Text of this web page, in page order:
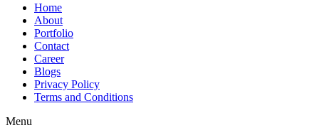
Home
About
Portfolio
Contact
Career
Blogs
Privacy Policy
Terms and Conditions
Menu